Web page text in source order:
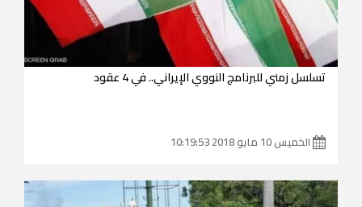
تسلسل زمني للبرنامج النووي الإيراني.. في 4 عقود
الخميس 10 مايو 2018 10:19:53